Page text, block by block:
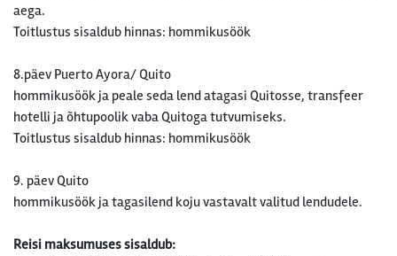
aega.
Toitlustus sisaldub hinnas: hommikusöök
8.päev Puerto Ayora/ Quito
hommikusöök ja peale seda lend atagasi Quitosse, transfeer
hotelli ja õhtupoolik vaba Quitoga tutvumiseks.
Toitlustus sisaldub hinnas: hommikusöök
9. päev Quito
hommikusöök ja tagasilend koju vastavalt valitud lendudele.
Reisi maksumuses sisaldub: